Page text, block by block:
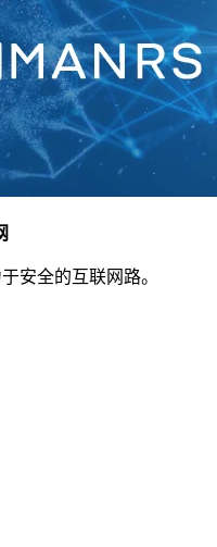
安全的互联网路。